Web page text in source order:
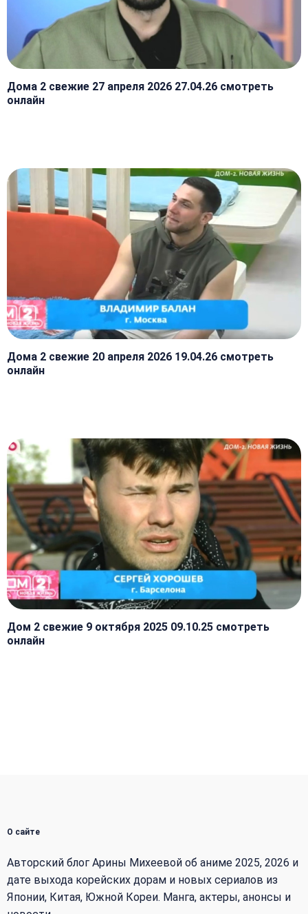
Дома 2 свежие 27 апреля 2026 27.04.26 смотреть
онлайн
Дома 2 свежие 20 апреля 2026 19.04.26 смотреть
онлайн
Дом 2 свежие 9 октября 2025 09.10.25 смотреть
онлайн
О сайте
Авторский блог Арины Михеевой об аниме 2025, 2026 и
дате выхода корейских дорам и новых сериалов из
Японии, Китая, Южной Кореи. Манга, актеры, анонсы и